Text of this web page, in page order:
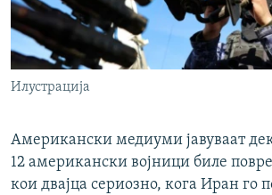
Илустрација
Американски медиуми јавуваат
12 американски војници биле
кои двајца сериозно, кога Иран го